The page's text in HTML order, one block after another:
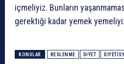
içmeliyiz. Bunların
gerektiği kadar yemek
KONULAR BESLENME DIYET